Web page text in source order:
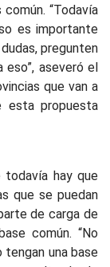
“Todavía
es importante
pregunten
aseveró el
que van a
esta propuesta
todavía hay que
que se puedan
de carga de
común. “No
tengan una base